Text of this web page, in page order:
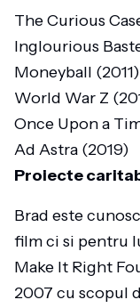
The Curious
Inglourious
Moneyball (2011)
World War Z
Once Upon a
Ad Astra (2019)
Proiecte
Brad este
film ci si pentru
Make It Right
2007 cu scopul